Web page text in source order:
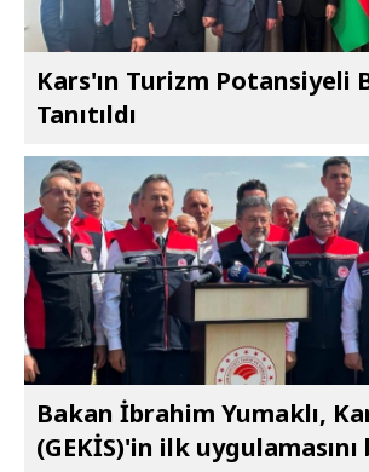
Kars'ın Turizm Potansiyeli
Tanıtıldı
Bakan İbrahim Yumaklı,
(GEKİS)'in ilk uygulamasını